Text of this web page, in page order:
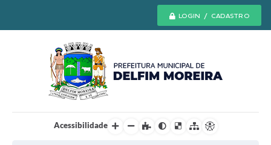
LOGIN / CADASTRO
Acessibilidade